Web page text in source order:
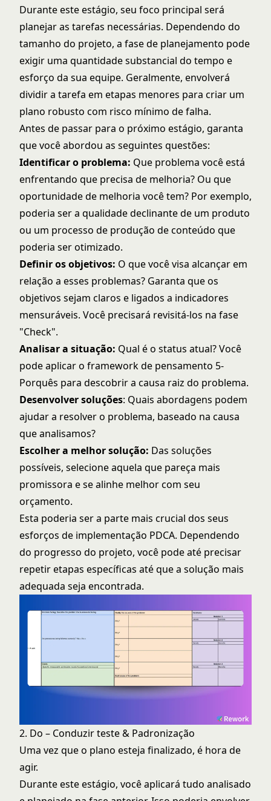
Durante este estágio, seu foco principal será
planejar as tarefas necessárias. Dependendo do
tamanho do projeto, a fase de planejamento pode
exigir uma quantidade substancial do tempo e
esforço da sua equipe. Geralmente, envolverá
dividir a tarefa em etapas menores para criar um
plano robusto com risco mínimo de falha.
Antes de passar para o próximo estágio, garanta
que você abordou as seguintes questões:
Identificar o problema: Que problema você está
enfrentando que precisa de melhoria? Ou que
oportunidade de melhoria você tem? Por exemplo,
poderia ser a qualidade declinante de um produto
ou um processo de produção de conteúdo que
poderia ser otimizado.
Definir os objetivos: O que você visa alcançar em
relação a esses problemas? Garanta que os
objetivos sejam claros e ligados a indicadores
mensuráveis. Você precisará revisitá-los na fase
"Check".
Analisar a situação: Qual é o status atual? Você
pode aplicar o framework de pensamento 5-
Porquês para descobrir a causa raiz do problema.
Desenvolver soluções: Quais abordagens podem
ajudar a resolver o problema, baseado na causa
que analisamos?
Escolher a melhor solução: Das soluções
possíveis, selecione aquela que pareça mais
promissora e se alinhe melhor com seu
orçamento.
Esta poderia ser a parte mais crucial dos seus
esforços de implementação PDCA. Dependendo
do progresso do projeto, você pode até precisar
repetir etapas específicas até que a solução mais
adequada seja encontrada.
2. Do – Conduzir teste & Padronização
Uma vez que o plano esteja finalizado, é hora de
agir.
Durante este estágio, você aplicará tudo analisado